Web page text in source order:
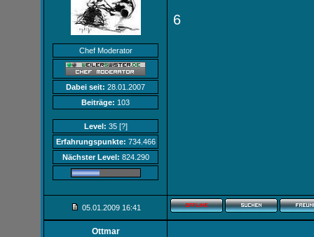
Chef Moderator
Dabei seit: 28.01.2007
Beiträge: 103
Level: 35 [?]
Erfahrungspunkte: 734.466
Nächster Level: 824.290
6
05.01.2009 16:41
Ottmar